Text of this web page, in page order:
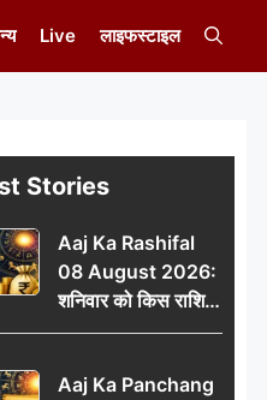
Live लाइफस्टाइल
Stories
Aaj Ka Rashifal
08 August 2026:
शनिवार को किस राशि
की चमकेगी किस्मत,
और करियर में सफलता?
Aaj Ka Panchang